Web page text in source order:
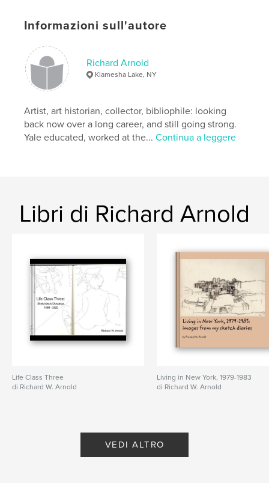
LinguaEnglish
Parole chiave
figure , drawing
Informazioni sull'autore
Richard Arnold
Kiamesha Lake, NY
Artist, art historian, collector, bibliophile: looking
back now over a long career, and still going strong.
Yale educated, worked at the...Continua a leggere
Libri di Richard Arnold
Life Class Three
di Richard W. Arnold
Living in New York, 1979-1983
di Richard W. Arnold
VEDI ALTRO